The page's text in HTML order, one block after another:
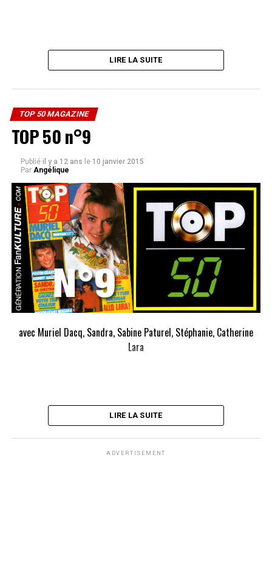
LIRE LA SUITE
TOP 50 MAGAZINE
TOP 50 n°9
Publié il y a 12 ans le 10 janvier 2015
Par Angélique
avec Muriel Dacq, Sandra, Sabine Paturel, Stéphanie, Catherine
Lara
LIRE LA SUITE
ADVERTISEMENT